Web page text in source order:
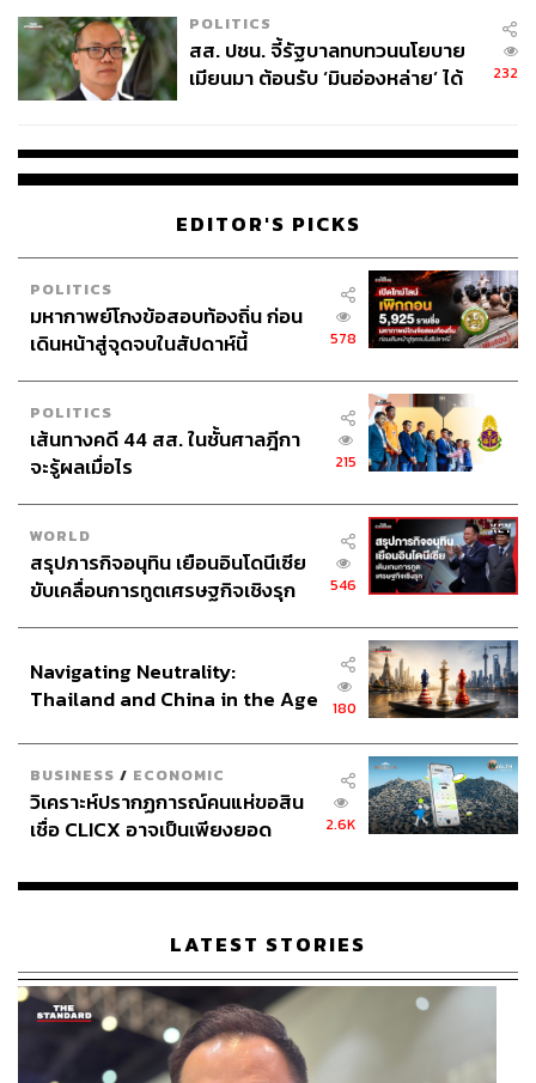
และ บริษัท ไลน์ คอมพานี (ประเทศไทย) จำกัด ออก
อากาศทาง LINE TV
รางวัลละครยอดเยี่ยม
ฉลาดเกมส์โกงจากบริษัท จีดีเอช ห้าห้าเก้า จำกัด ออก
อากาศทางสถานีโทรทัศน์ช่อง one31
รางวัลผู้กำกับยอดเยี่ยม
พัฒน์ บุญนิธิพัฒน์ จากละครเรื่องฉลาดเกมส์โกงออก
อากาศทางสถานีโทรทัศน์ช่อง one31
รางวัลนักแสดงนำชายยอดเยี่ยม
ธนภพ ลีรัตนขจร จากละครเรื่อง
ขอเกิดใหม่ใกล้ๆ เธอ
ออกอากาศทางสถานีโทรทัศน์ช่อง one31
รางวัลนักแสดงนำหญิงยอดเยี่ยม
สุวนันท์ ปุณณกันต์ จากละครเรื่อง
อุ้มรักเกมลวงออก
อากาศทางสถานีโทรทัศน์ช่อง one31
รางวัลนักแสดงสมทบชายยอดเยี่ยม
อากาศทางสถานีโทรทัศน์ช่อง one31
รางวัลนักแสดงสมทบหญิงยอดเยี่ยม
บ้านฉัน บ้านเธอออกอากาศทางสถานีโทรทัศน์ช่อง
รางวัลทีมนักแสดงยอดเยี่ยม
ฉลาดเกมส์โกงจากบริษัท จีดีเอช ห้าห้าเก้า จำกัด ออก
อากาศทางสถานีโทรทัศน์ช่อง one31
POLITICS
สส. ปชน. จี้รัฐบาลทบทวนนโยบาย
เมียนมา ต้อนรับ ‘มินอ่องหล่าย’ ได้
232
EDITOR'S PICKS
POLITICS
มหากาพย์โกงข้อสอบท้องถิ่น ก่อน
เดินหน้าสู่จุดจบในสัปดาห์นี้
578
POLITICS
เส้นทางคดี 44 สส. ในชั้นศาลฎีกา
จะรู้ผลเมื่อไร
215
WORLD
สรุปภารกิจอนุทิน เยือนอินโดนีเซีย
ขับเคลื่อนการทูตเศรษฐกิจเชิงรุก
546
Navigating Neutrality:
Thailand and China in the Age
180
BUSINESS / ECONOMIC
วิเคราะห์ปรากฏการณ์คนแห่ขอสิน
เชื่อ CLICX อาจเป็นเพียงยอด
เรือนไทยที่ถูกซุกไว้
2.6K
LATEST STORIES